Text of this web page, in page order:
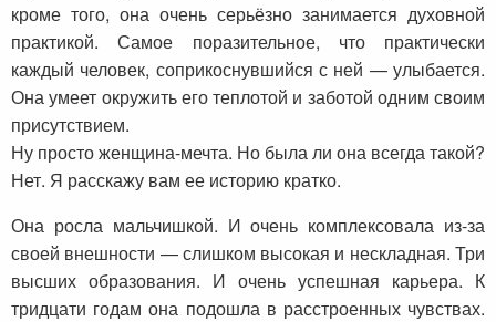
кроме того, она очень серьёзно занимается духовной
практикой. Самое поразительное, что практически
каждый человек, соприкоснувшийся с ней — улыбается.
Она умеет окружить его теплотой и заботой одним своим
присутствием.
Ну просто женщина-мечта. Но была ли она всегда такой?
Нет. Я расскажу вам ее историю кратко.
Она росла мальчишкой. И очень комплексовала из-за
своей внешности — слишком высокая и нескладная. Три
высших образования. И очень успешная карьера. К
тридцати годам она подошла в расстроенных чувствах.